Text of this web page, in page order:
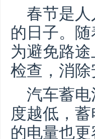
春节是
的日子。
为避免路
检查，消
汽车蓄
度越低，
的电量也